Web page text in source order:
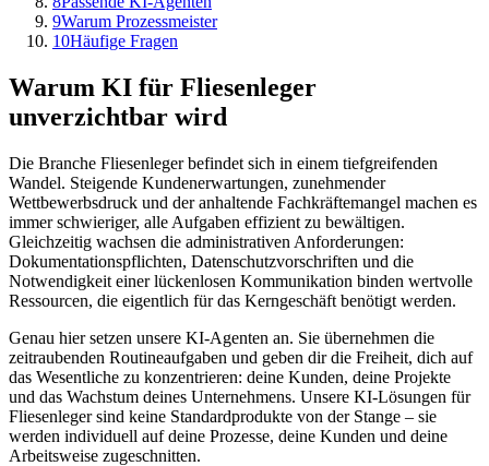
9Warum Prozessmeister
10Häufige Fragen
Warum KI für Fliesenleger
unverzichtbar wird
Die Branche Fliesenlegerbefindet sich in einem tiefgreifenden
Wandel. Steigende Kundenerwartungen, zunehmender
Wettbewerbsdruck und der anhaltende Fachkräftemangel machen es
immer schwieriger, alle Aufgaben effizient zu bewältigen.
Gleichzeitig wachsen die administrativen Anforderungen:
Dokumentationspflichten, Datenschutzvorschriften und die
Notwendigkeit einer lückenlosen Kommunikation binden wertvolle
Ressourcen, die eigentlich für das Kerngeschäft benötigt werden.
Genau hier setzen unsere KI-Agenten an. Sie übernehmen die
zeitraubenden Routineaufgaben und geben dir die Freiheit, dich auf
das Wesentliche zu konzentrieren: deine Kunden, deine Projekte
und das Wachstum deines Unternehmens. Unsere KI-Lösungen für
Fliesenlegersind keine Standardprodukte von der Stange – sie
werden individuell auf deine Prozesse, deine Kunden und deine
Arbeitsweise zugeschnitten.